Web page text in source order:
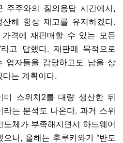
주주와의 질의응답 시간에서,
산해 항상 재고를 유지하겠다.
격에 재판매할 수 있는 모든
고 답했다. 재판매 목적으로
업자들을 감당하고도 남을 상
다는 계획이다.
미 스위치2를 대량 생산한 뒤
는 분석도 나온다. 과거 스위
체가 부족해지면서 하드웨어
나, 올해는 후루카와가 “반도